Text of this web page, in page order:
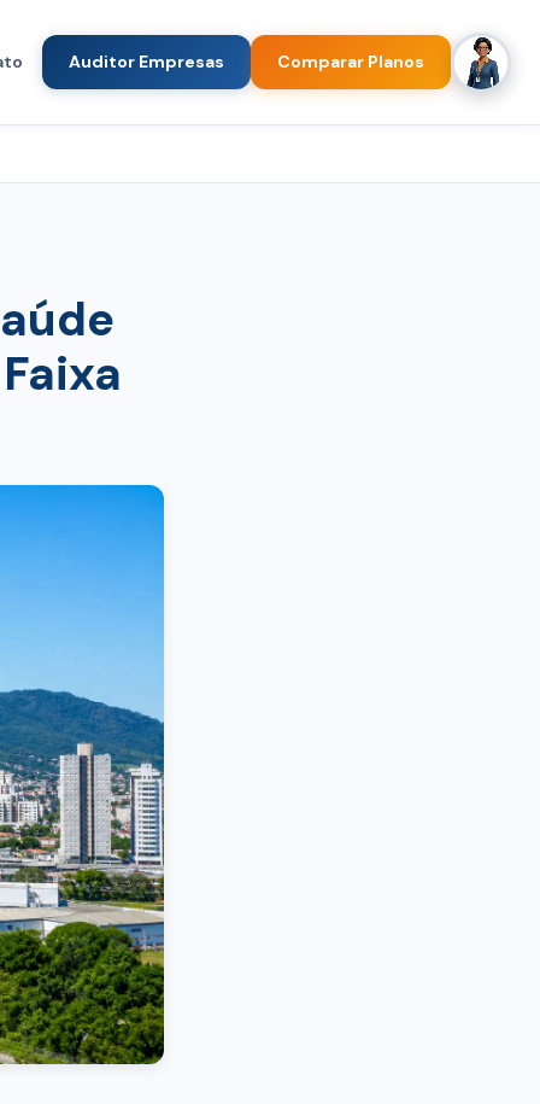
Auditor Empresas Comparar Planos